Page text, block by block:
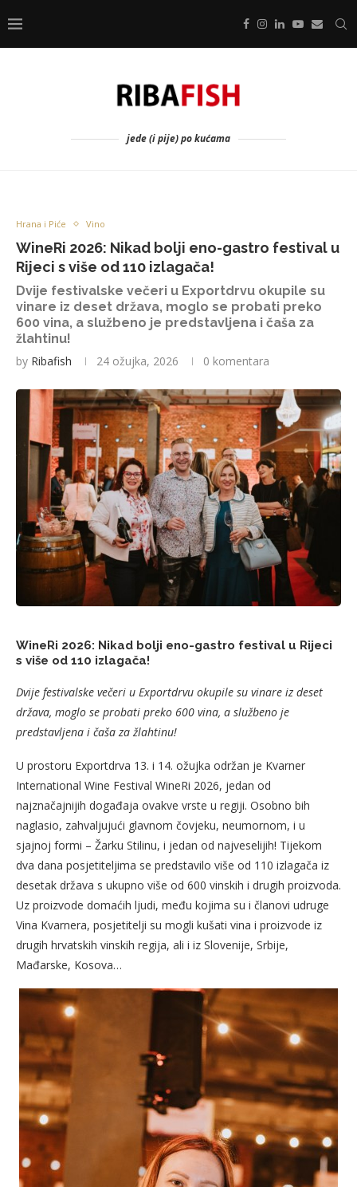
jede (i pije) po kućama
Hrana i Piće Vino
WineRi 2026: Nikad bolji eno-gastro festival u
Rijeci s više od 110 izlagača!
Dvije festivalske večeri u Exportdrvu okupile su
vinare iz deset država, moglo se probati preko
600 vina, a službeno je predstavljena i čaša za
žlahtinu!
by Ribafish 24 ožujka, 2026 0 komentara
WineRi 2026: Nikad bolji eno-gastro festival u Rijeci
s više od 110 izlagača!
Dvije festivalske večeri u Exportdrvu okupile su vinare iz deset
država, moglo se probati preko 600 vina, a službeno je
predstavljena i čaša za žlahtinu!
U prostoru Exportdrva 13. i 14. ožujka održan je Kvarner
International Wine Festival WineRi 2026, jedan od
najznačajnijih događaja ovakve vrste u regiji. Osobno bih
naglasio, zahvaljujući glavnom čovjeku, neumornom, i u
sjajnoj formi – Žarku Stilinu, i jedan od najveselijih! Tijekom
dva dana posjetiteljima se predstavilo više od 110 izlagača iz
desetak država s ukupno više od 600 vinskih i drugih proizvoda.
Uz proizvode domaćih ljudi, među kojima su i članovi udruge
Vina Kvarnera, posjetitelji su mogli kušati vina i proizvode iz
drugih hrvatskih vinskih regija, ali i iz Slovenije, Srbije,
Mađarske, Kosova…